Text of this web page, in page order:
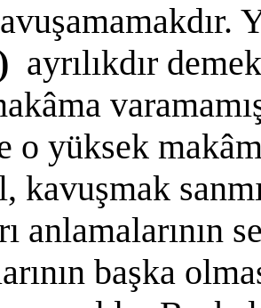
ayrılıkdır
o yüksek
kavuşmak
anlamalarının
başka